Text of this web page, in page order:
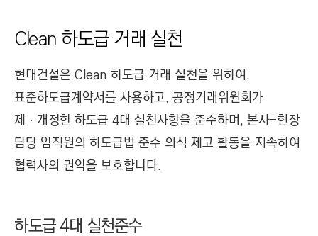
Clean 하도급 거래 실천
현대건설은 Clean 하도급 거래 실천을 위하여,
표준하도급계약서를 사용하고, 공정거래위원회가
제ㆍ개정한 하도급 4대 실천사항을 준수하며, 본사-현장
담당 임직원의 하도급법 준수 의식 제고 활동을 지속하여
협력사의 권익을 보호합니다.
하도급 4대 실천준수